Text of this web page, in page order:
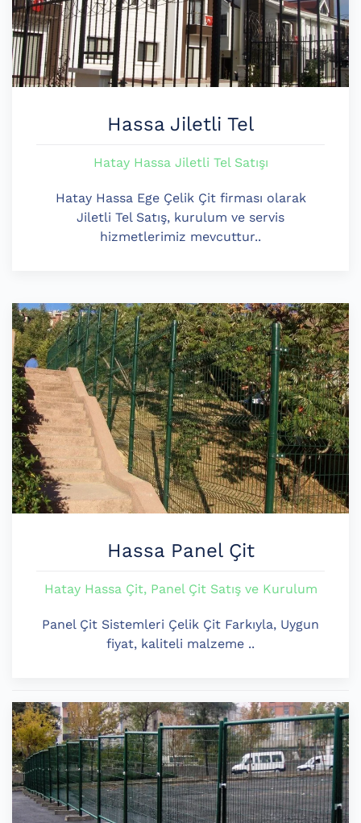
Hassa Jiletli Tel
Hatay Hassa Jiletli Tel Satışı
Hatay Hassa Ege Çelik Çit firması olarak
Jiletli Tel Satış, kurulum ve servis
hizmetlerimiz mevcuttur..
Hassa Panel Çit
Hatay Hassa Çit, Panel Çit Satış ve Kurulum
Panel Çit Sistemleri Çelik Çit Farkıyla, Uygun
fiyat, kaliteli malzeme ..